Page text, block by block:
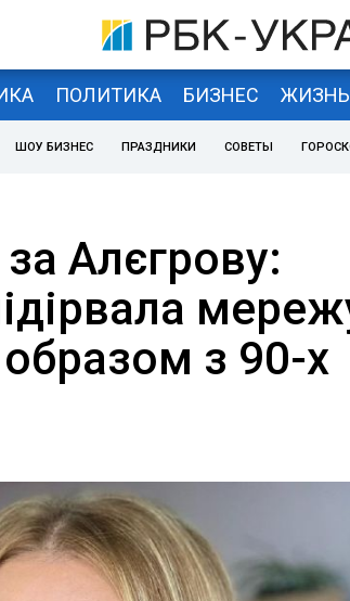
ПОЛИТИКА БИЗНЕС ЖИЗНЬ
ШОУ БИЗНЕС ПРАЗДНИКИ СОВЕТЫ
Алєгрову:
з 90-х